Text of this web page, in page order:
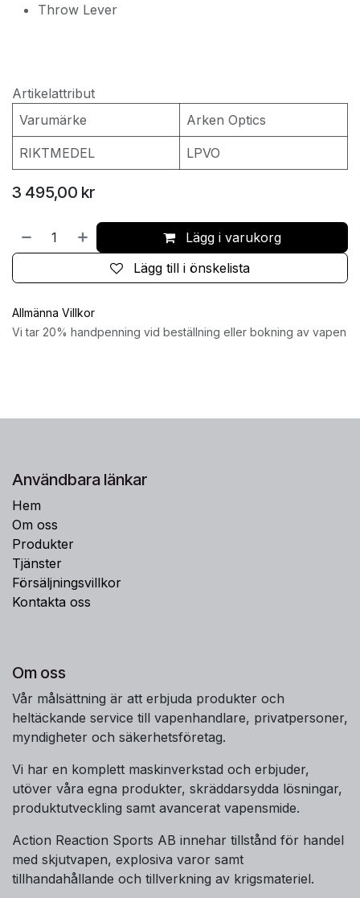
Throw Lever
Artikelattribut
Varumärke
Arken Optics
RIKTMEDEL LPVO
3 495,00 kr
Lägg i varukorg
Lägg till i önskelista
Allmänna Villkor
Vi tar 20% handpenning vid beställning eller bokning av vapen
Användbara länkar
Hem
Om oss
Produkter
Tjänster
Försäljningsvillkor
Kontakta oss
Om oss
Vår målsättning är att erbjuda produkter och
heltäckande service till vapenhandlare, privatpersoner,
myndigheter och säkerhetsföretag.
Vi har en komplett maskinverkstad och erbjuder,
utöver våra egna produkter, skräddarsydda lösningar,
produktutveckling samt avancerat vapensmide.
Action Reaction Sports AB innehar tillstånd för handel
med skjutvapen, explosiva varor samt
tillhandahållande och tillverkning av krigsmateriel.